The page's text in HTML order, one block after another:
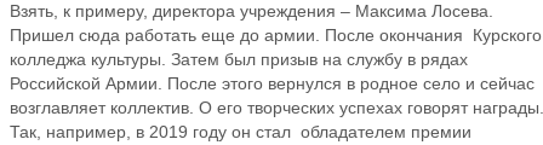
Взять, к примеру, директора учреждения – Максима Лосева.
Пришел сюда работать еще до армии. После окончания Курского
колледжа культуры. Затем был призыв на службу в рядах
Российской Армии. После этого вернулся в родное село и сейчас
возглавляет коллектив. О его творческих успехах говорят награды.
Так, например, в 2019 году он стал обладателем премии